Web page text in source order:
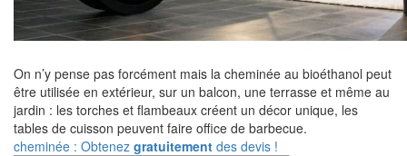
On n’y pense pas forcément mais la cheminée au bioéthanol peut
être utilisée en extérieur, sur un balcon, une terrasse et même au
jardin : les torches et flambeaux créent un décor unique, les
tables de cuisson peuvent faire office de barbecue.
cheminée : Obtenez gratuitement des devis !